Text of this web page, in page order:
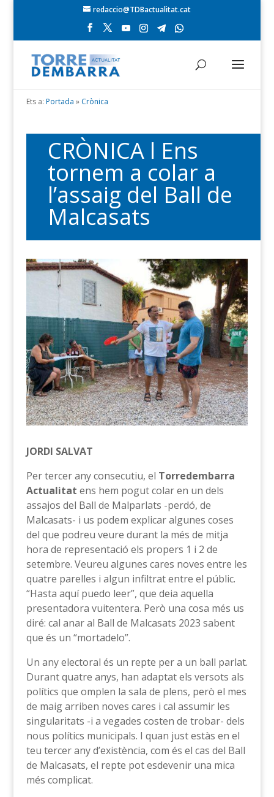
redaccio@TDBactualitat.cat
Ets a: Portada » Crònica
CRÒNICA l Ens
tornem a colar a
l’assaig del Ball de
Malcasats
JORDI SALVAT
Per tercer any consecutiu, el Torredembarra
Actualitat ens hem pogut colar en un dels
assajos del Ball de Malparlats -perdó, de
Malcasats- i us podem explicar algunes coses
del que podreu veure durant la més de mitja
hora de representació els propers 1 i 2 de
setembre. Veureu algunes cares noves entre les
quatre parelles i algun infiltrat entre el públic.
“Hasta aquí puedo leer”, que deia aquella
presentadora vuitentera. Però una cosa més us
diré: cal anar al Ball de Malcasats 2023 sabent
que és un “mortadelo”.
Un any electoral és un repte per a un ball parlat.
Durant quatre anys, han adaptat els versots als
polítics que omplen la sala de plens, però el mes
de maig arriben noves cares i cal assumir les
singularitats -i a vegades costen de trobar- dels
nous polítics municipals. I quan just estàs en el
teu tercer any d’existència, com és el cas del Ball
de Malcasats, el repte pot esdevenir una mica
més complicat.